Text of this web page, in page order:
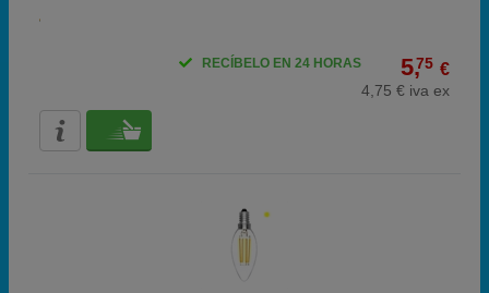
5,75 €
4,75 € iva ex
RECÍBELO EN 24 HORAS